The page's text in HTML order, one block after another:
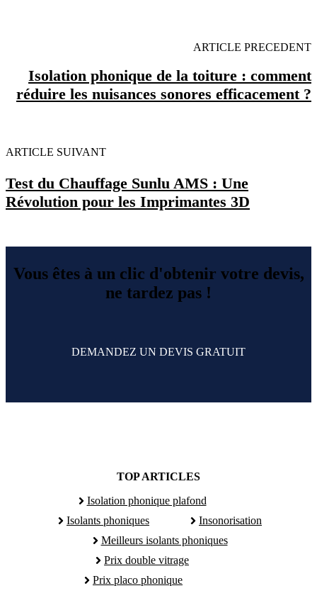
ARTICLE PRECEDENT
Isolation phonique de la toiture : comment
réduire les nuisances sonores efficacement ?
ARTICLE SUIVANT
Test du Chauffage Sunlu AMS : Une
Révolution pour les Imprimantes 3D
Vous êtes à un clic d'obtenir votre devis,
ne tardez pas !
DEMANDEZ UN DEVIS GRATUIT
TOP ARTICLES
Isolation phonique plafond
Isolants phoniques
Insonorisation
Meilleurs isolants phoniques
Prix double vitrage
Prix placo phonique